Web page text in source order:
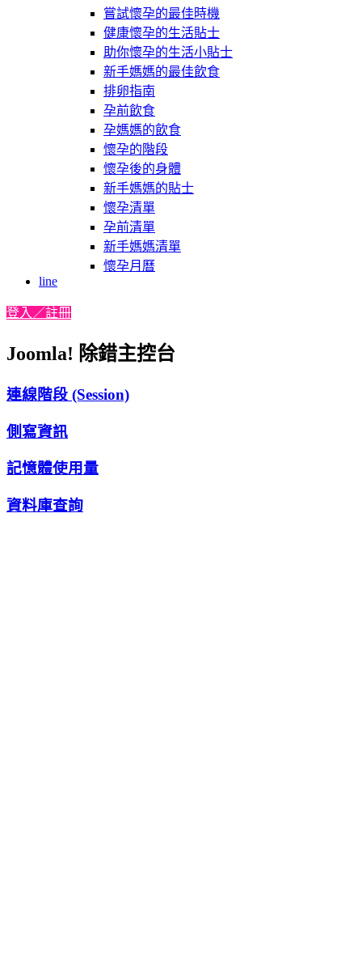
嘗試懷孕的最佳時機
健康懷孕的生活貼士
助你懷孕的生活小貼士
新手媽媽的最佳飲食
排卵指南
孕前飲食
孕媽媽的飲食
懷孕的階段
懷孕後的身體
新手媽媽的貼士
懷孕清單
孕前清單
新手媽媽清單
懷孕月曆
line
登入／註冊
Joomla! 除錯主控台
連線階段 (Session)
側寫資訊
記憶體使用量
資料庫查詢